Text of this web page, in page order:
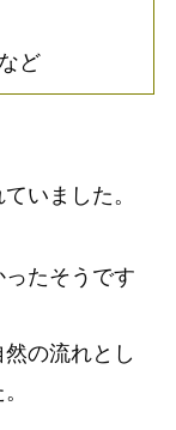
ど
いました。
たそうです
の流れとし